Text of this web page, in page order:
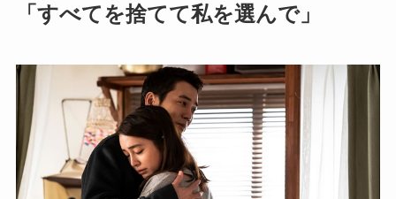
「すべてを捨てて私を選んで」